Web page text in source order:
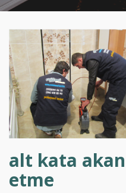
alt kata
etme